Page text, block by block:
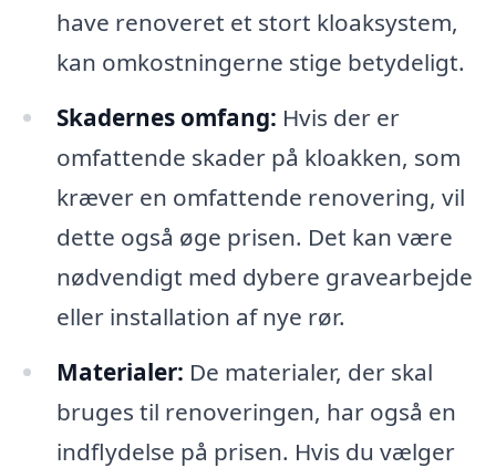
have renoveret et stort kloaksystem,
kan omkostningerne stige betydeligt.
Skadernes omfang: Hvis der er
omfattende skader på kloakken, som
kræver en omfattende renovering, vil
dette også øge prisen. Det kan være
nødvendigt med dybere gravearbejde
eller installation af nye rør.
Materialer: De materialer, der skal
bruges til renoveringen, har også en
indflydelse på prisen. Hvis du vælger